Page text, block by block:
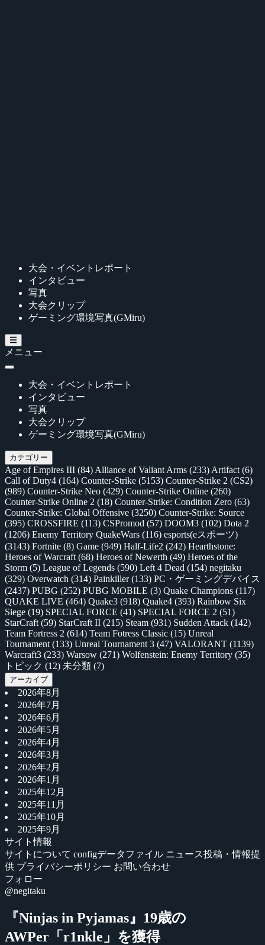
大会・イベントレポート
インタビュー
写真
大会クリップ
ゲーミング環境写真(GMiru)
メニュー
大会・イベントレポート
インタビュー
写真
大会クリップ
ゲーミング環境写真(GMiru)
カテゴリー
Age of Empires III (84) Alliance of Valiant Arms (233) Artifact (6)
Call of Duty4 (164) Counter-Strike (5153) Counter-Strike 2 (CS2)
(989) Counter-Strike Neo (429) Counter-Strike Online (260)
Counter-Strike Online 2 (18) Counter-Strike: Condition Zero (63)
Counter-Strike: Global Offensive (3250) Counter-Strike: Source
(395) CROSSFIRE (113) CSPromod (57) DOOM3 (102) Dota 2
(1206) Enemy Territory QuakeWars (116) esports(eスポーツ)
(3143) Fortnite (8) Game (949) Half-Life2 (242) Hearthstone:
Heroes of Warcraft (68) Heroes of Newerth (49) Heroes of the
Storm (5) League of Legends (590) Left 4 Dead (154) negitaku
(329) Overwatch (314) Painkiller(133) PC・ゲーミングデバイス
(2437) PUBG (252) PUBG MOBILE (3) Quake Champions (117)
QUAKE LIVE (464) Quake3 (918) Quake4 (393) Rainbow Six
Siege (19) SPECIAL FORCE (41) SPECIAL FORCE 2 (51)
StarCraft (59) StarCraft II (215) Steam (931) Sudden Attack (142)
Team Fortress 2 (614) Team Fotress Classic (15) Unreal
Tournament (133) Unreal Tournament 3 (47) VALORANT (1139)
Warcraft3 (233) Warsow (271) Wolfenstein: Enemy Territory (35)
トピック (12) 未分類 (7)
アーカイブ
2026年8月
2026年7月
2026年6月
2026年5月
2026年4月
2026年3月
2026年2月
2026年1月
2025年12月
2025年11月
2025年10月
2025年9月
サイト情報
サイトについて configデータファイル ニュース投稿・情報提
供 プライバシーポリシー お問い合わせ
フォロー
@negitaku
『Ninjas in Pyjamas』19歳の
AWPer「r1nkle」を獲得